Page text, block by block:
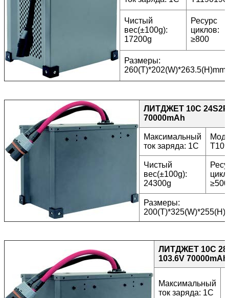
Чистый
вес(±100g):
17200g
Ресурс
циклов:
≥800
Размеры:
260(T)*202(W)*263.5(H)mm
ЛИТДЖЕТ 10C 24S2P
70000mAh
Максимальный
ток заряда: 1C
Чистый
вес(±100g):
24300g
≥500
Размеры:
ЛИТДЖЕТ 10C
103.6V 70000mAh
Максимальный
ток заряда: 1C